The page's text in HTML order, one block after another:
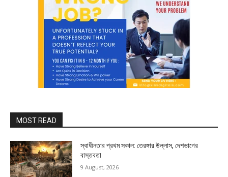
MOST READ
স্বাধীনতার প্রথম সকাল: তেরঙ্গার উল্লাস, দেশভাগের
বাস্তবতা
9 August, 2026